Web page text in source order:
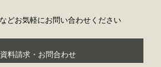
どお気軽にお問い合わせください
資料請求・お問合わせ